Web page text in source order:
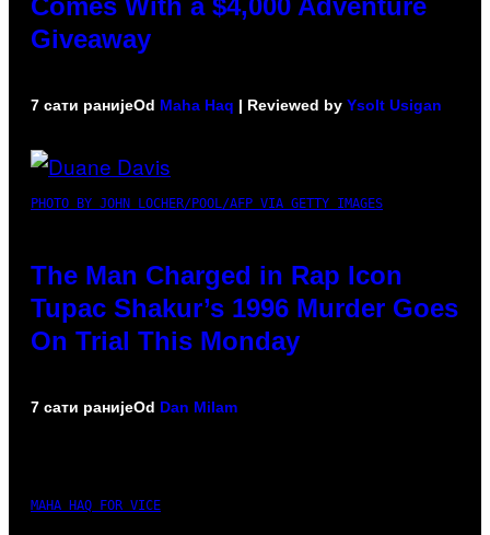
Giveaway
7 сати ранијеOd Maha Haq | Reviewed by Ysolt Usigan
PHOTO BY JOHN LOCHER/POOL/AFP VIA GETTY IMAGES
The Man Charged in Rap Icon
Tupac Shakur’s 1996 Murder Goes
On Trial This Monday
7 сати ранијеOd Dan Milam
MAHA HAQ FOR VICE